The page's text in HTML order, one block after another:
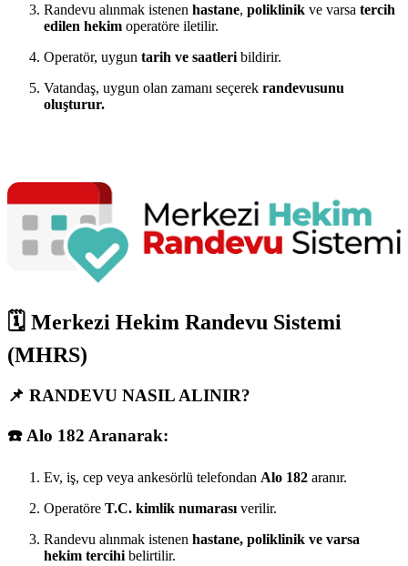
Randevu alınmak istenen hastane, poliklinik ve varsa tercih
edilen hekim operatöre iletilir.
Operatör, uygun tarih ve saatleri bildirir.
Vatandaş, uygun olan zamanı seçerek randevusunu
oluşturur.
🗓 Merkezi Hekim Randevu Sistemi
(MHRS)
📌 RANDEVU NASIL ALINIR?
☎️ Alo 182 Aranarak:
Ev, iş, cep veya ankesörlü telefondan Alo 182 aranır.
Operatöre T.C. kimlik numarası verilir.
Randevu alınmak istenen hastane, poliklinik ve varsa
hekim tercihi belirtilir.